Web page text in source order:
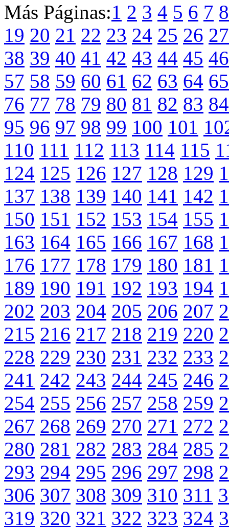
Más Páginas:1 2 3 4 5 6 7 8
19 20 21 22 23 24 25 26 27
38 39 40 41 42 43 44 45 46
57 58 59 60 61 62 63 64 65
76 77 78 79 80 81 82 83 84
95 96 97 98 99 100 101
110 111 112 113 114 115
124 125 126 127 128 129
137 138 139 140 141 142
150 151 152 153 154 155
163 164 165 166 167 168
176 177 178 179 180 181
189 190 191 192 193 194
202 203 204 205 206 207
215 216 217 218 219 220
228 229 230 231 232 233
241 242 243 244 245 246
254 255 256 257 258 259
267 268 269 270 271 272
280 281 282 283 284 285
293 294 295 296 297 298
306 307 308 309 310 311
319 320 321 322 323 324